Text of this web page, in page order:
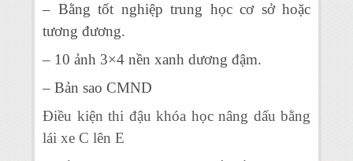
– Bằng tốt nghiệp trung học cơ sở hoặc
tương đương.
– 10 ảnh 3×4 nền xanh dương đậm.
– Bản sao CMND
Điều kiện thi đậu khóa học nâng dấu bằng
lái xe C lên E